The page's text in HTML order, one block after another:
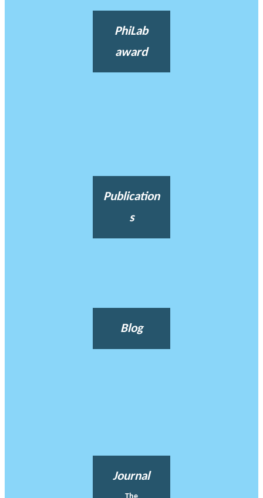
PhiLab
award
Publication
s
Blog
Journal
The